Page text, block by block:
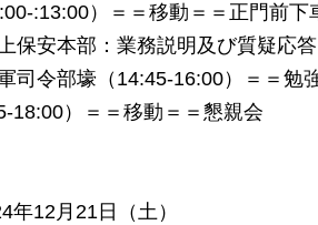
:13:00）＝＝移動＝＝正門前
保安本部：業務説明及び質疑応
軍司令部壕（14:45-16:00）＝＝勉
18:00）＝＝移動＝＝懇親会
年12月21日（土）